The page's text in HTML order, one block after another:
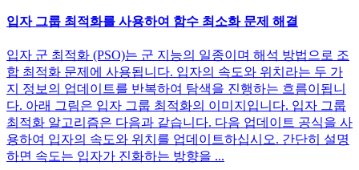
입자 그룹 최적화를 사용하여 함수 최소화 문제 해결
입자 군 최적화 (PSO)는 군 지능의 일종이며 해석 방법으로 조
합 최적화 문제에 사용됩니다. 입자의 속도와 위치라는 두 가
지 정보의 업데이트를 반복하여 탐색을 진행하는 흐름이됩니
다. 아래 그림은 입자 그룹 최적화의 이미지입니다. 입자 그룹
최적화 알고리즘은 다음과 같습니다. 다음 업데이트 공식을 사
용하여 입자의 속도와 위치를 업데이트하십시오. 간단히 설명
하면 속도는 입자가 진화하는 방향을 ...